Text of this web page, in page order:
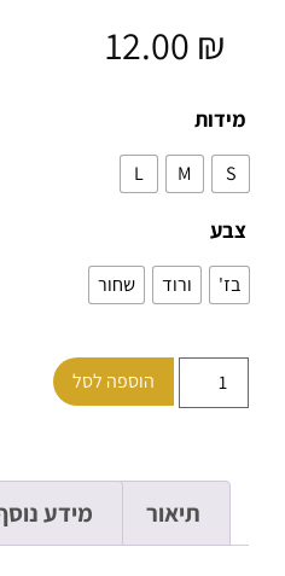
12.00 ₪
מידות
S
M
L
צבע
בז' ורוד שחור
הוספה לסל
תיאור מידע